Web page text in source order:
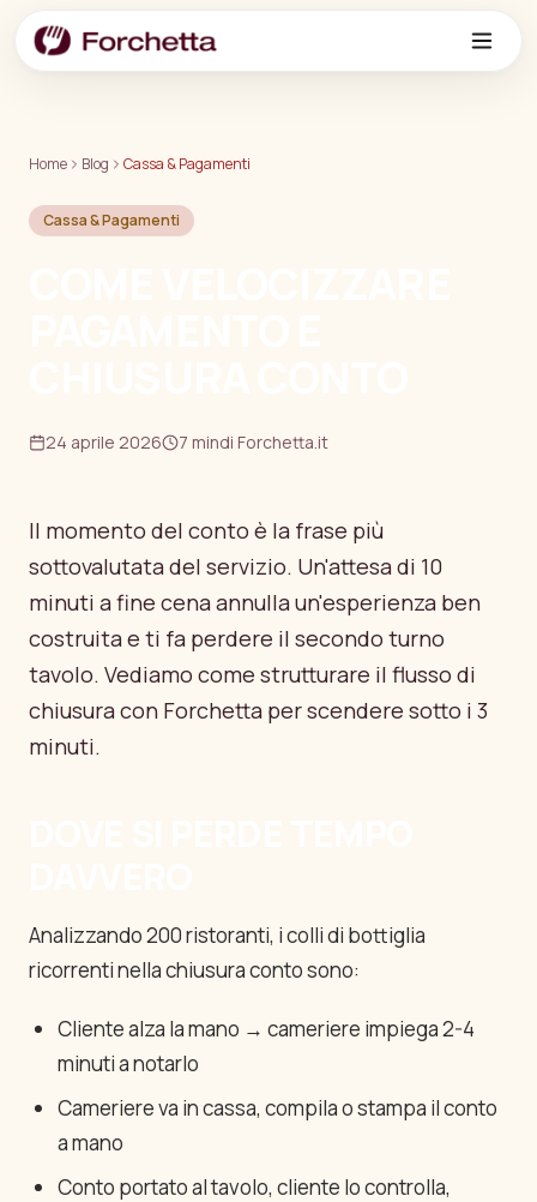
Accedi
Vedi prezzi
Home Blog Cassa & Pagamenti
Cassa & Pagamenti
24 aprile 2026 7 mindi Forchetta.it
Il momento del conto è la frase più
sottovalutata del servizio. Un'attesa di 10
minuti a fine cena annulla un'esperienza ben
costruita e ti fa perdere il secondo turno
tavolo. Vediamo come strutturare il flusso di
chiusura con Forchetta per scendere sotto i 3
minuti.
Analizzando 200 ristoranti, i colli di bottiglia
ricorrenti nella chiusura conto sono:
Cliente alza la mano → cameriere impiega 2-4
minuti a notarlo
Cameriere va in cassa, compila o stampa il conto
a mano
Conto portato al tavolo, cliente lo controlla,